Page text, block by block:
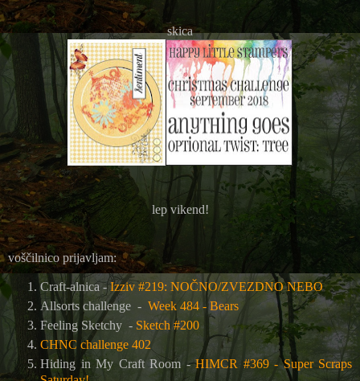
skica
lep vikend!
voščilnico prijavljam:
Craft-alnica -Izziv #219: NOČNO/ZVEZDNO NEBO
Allsorts challenge - Week 484 - Bears
Feeling Sketchy - Sketch #200
CHNC challenge 402
Hiding in My Craft Room -HIMCR #369 - Super Scraps